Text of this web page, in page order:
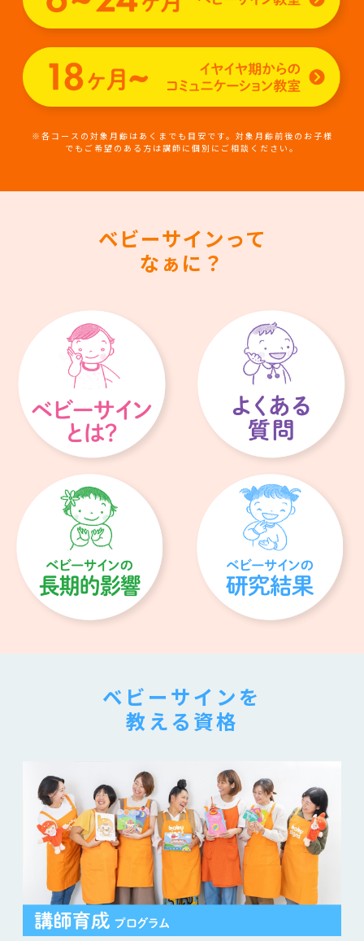
※各コースの対象月齢はあくまでも目安です。対象月齢前後のお子様
でもご希望のある方は講師に個別にご相談ください。
ベビーサインって
なぁに？
ベビーサインを
教える資格